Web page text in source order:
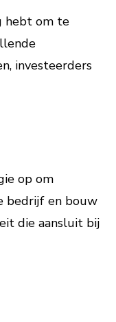
hebt om te
investeerders
op om
bedrijf en bouw
die aansluit bij